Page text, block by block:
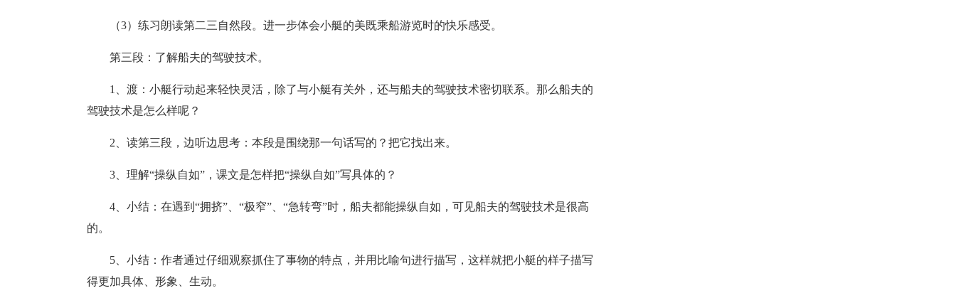
（3）练习朗读第二三自然段。进一步体会小艇的美既乘船游览时的快乐感受。
第三段：了解船夫的驾驶技术。
1、渡：小艇行动起来轻快灵活，除了与小艇有关外，还与船夫的驾驶技术密切联系。那么船夫的
驾驶技术是怎么样呢？
2、读第三段，边听边思考：本段是围绕那一句话写的？把它找出来。
3、理解“操纵自如”，课文是怎样把“操纵自如”写具体的？
4、 小结：在遇到“拥挤”、“极窄”、“急转弯”时，船夫都能操纵自如，可见船夫的驾驶技术是很高
的。
5、 小结：作者通过仔细观察抓住了事物的特点，并用比喻句进行描写，这样就把小艇的样子描写
得更加具体、形象、生动。